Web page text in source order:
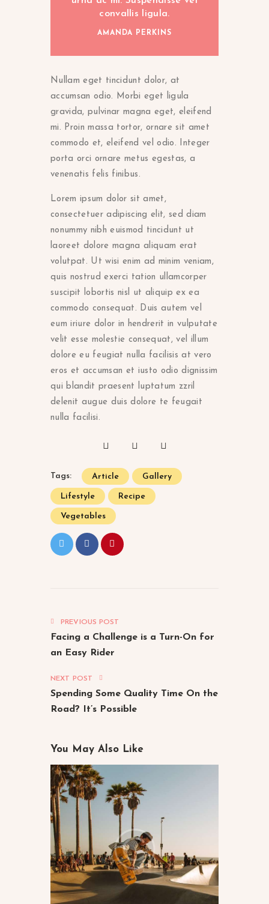
convallis ligula.
AMANDA PERKINS
Nullam eget tincidunt dolor, at
accumsan odio. Morbi eget ligula
gravida, pulvinar magna eget, eleifend
mi. Proin massa tortor, ornare sit amet
commodo et, eleifend vel odio. Integer
porta orci ornare metus egestas, a
venenatis felis finibus.
Lorem ipsum dolor sit amet,
consectetuer adipiscing elit, sed diam
nonummy nibh euismod tincidunt ut
laoreet dolore magna aliquam erat
volutpat. Ut wisi enim ad minim veniam,
quis nostrud exerci tation ullamcorper
suscipit lobortis nisl ut aliquip ex ea
commodo consequat. Duis autem vel
eum iriure dolor in hendrerit in vulputate
velit esse molestie consequat, vel illum
dolore eu feugiat nulla facilisis at vero
eros et accumsan et iusto odio dignissim
qui blandit praesent luptatum zzril
delenit augue duis dolore te feugait
nulla facilisi.
Tags: Article Gallery
Lifestyle Recipe
Vegetables
PREVIOUS POST
Facing a Challenge is a Turn-On for
an Easy Rider
NEXT POST
Spending Some Quality Time On the
Road? It’s Possible
You May Also Like